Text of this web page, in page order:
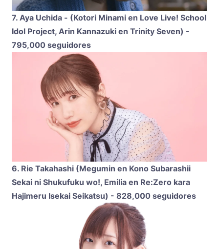
7. Aya Uchida - (Kotori Minami en Love Live! School
Idol Project, Arin Kannazuki en Trinity Seven) -
795,000 seguidores
6. Rie Takahashi (Megumin en Kono Subarashii
Sekai ni Shukufuku wo!, Emilia en Re:Zero kara
Hajimeru Isekai Seikatsu) - 828,000 seguidores